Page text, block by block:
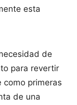
esta
de
para revertir
primeras
de una